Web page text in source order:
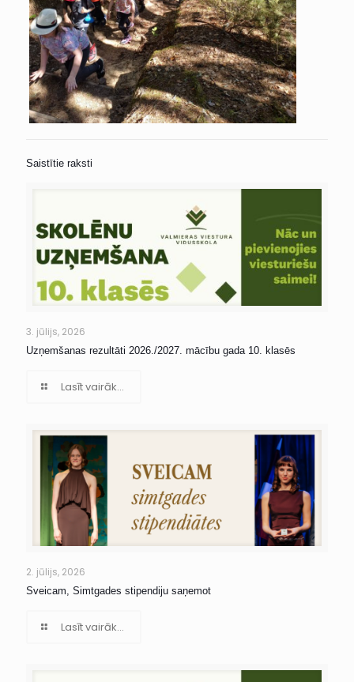
Saistītie raksti
3. jūlijs, 2026
Uzņemšanas rezultāti 2026./2027. mācību gada 10. klasēs
Lasīt vairāk...
2. jūlijs, 2026
Sveicam, Simtgades stipendiju saņemot
Lasīt vairāk...